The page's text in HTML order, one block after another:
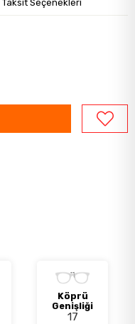
Taksit Seçenekleri
Köprü
Genişliği
17